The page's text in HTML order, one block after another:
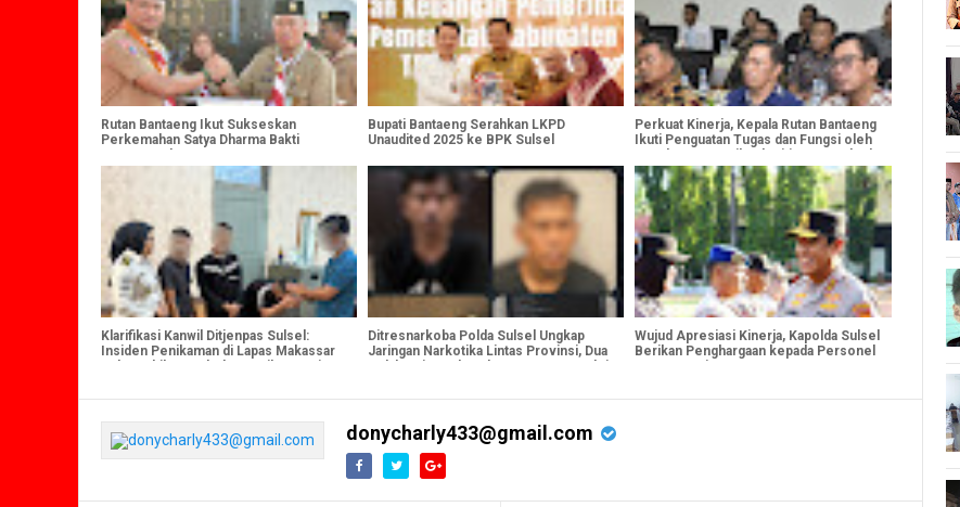
Rutan Bantaeng Ikut Sukseskan
Perkemahan Satya Dharma Bakti
Bupati Bantaeng Serahkan LKPD
Unaudited 2025 ke BPK Sulsel
Perkuat Kinerja, Kepala Rutan Bantaeng
Ikuti Penguatan Tugas dan Fungsi oleh
Klarifikasi Kanwil Ditjenpas Sulsel:
Insiden Penikaman di Lapas Makassar
Ditresnarkoba Polda Sulsel Ungkap
Jaringan Narkotika Lintas Provinsi, Dua
Wujud Apresiasi Kinerja, Kapolda Sulsel
Berikan Penghargaan kepada Personel
donycharly433@gmail.com